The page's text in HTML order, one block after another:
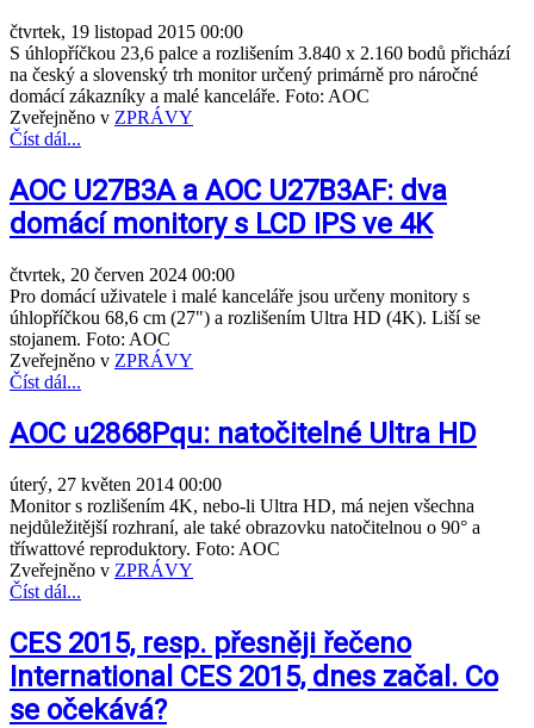
čtvrtek, 19 listopad 2015 00:00
S úhlopříčkou 23,6 palce a rozlišením 3.840 x 2.160 bodů přichází
na český a slovenský trh monitor určený primárně pro náročné
domácí zákazníky a malé kanceláře. Foto: AOC
Zveřejněno v ZPRÁVY
Číst dál...
AOC U27B3A a AOC U27B3AF: dva
domácí monitory s LCD IPS ve 4K
čtvrtek, 20 červen 2024 00:00
Pro domácí uživatele i malé kanceláře jsou určeny monitory s
úhlopříčkou 68,6 cm (27") a rozlišením Ultra HD (4K). Liší se
stojanem. Foto: AOC
Zveřejněno v ZPRÁVY
Číst dál...
AOC u2868Pqu: natočitelné Ultra HD
úterý, 27 květen 2014 00:00
Monitor s rozlišením 4K, nebo-li Ultra HD, má nejen všechna
nejdůležitější rozhraní, ale také obrazovku natočitelnou o 90° a
tříwattové reproduktory. Foto: AOC
Zveřejněno v ZPRÁVY
Číst dál...
CES 2015, resp. přesněji řečeno
International CES 2015, dnes začal. Co
se očekává?